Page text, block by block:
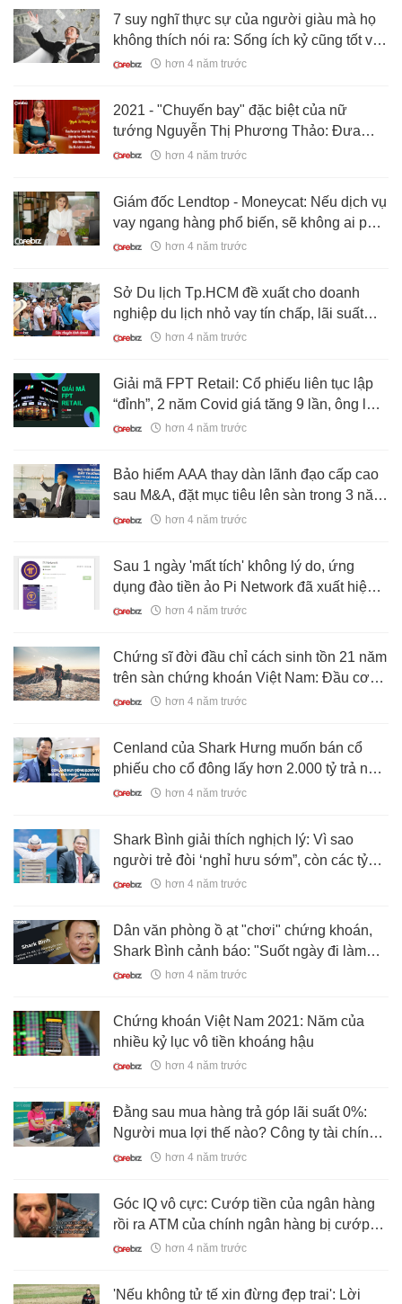
7 suy nghĩ thực sự của người giàu mà họ
không thích nói ra: Sống ích kỷ cũng tốt và
tiền có thể mua mọi thứ!
hơn 4 năm trước
2021 - "Chuyến bay" đặc biệt của nữ
tướng Nguyễn Thị Phương Thảo: Đưa
Vietjet Air "vượt bão" Covid, ký loạt hợp
giới
hơn 4 năm trước
Giám đốc Lendtop - Moneycat: Nếu dịch vụ
vay ngang hàng phổ biến, sẽ không ai phải
đi vay tín dụng đen
hơn 4 năm trước
Sở Du lịch Tp.HCM đề xuất cho doanh
nghiệp du lịch nhỏ vay tín chấp, lãi suất
0%, để cầm cự và hồi phục sau Covid
hơn 4 năm trước
Giải mã FPT Retail: Cổ phiếu liên tục lập
“đỉnh”, 2 năm Covid giá tăng 9 lần, ông lớn
bán lẻ này làm ăn ra sao?
hơn 4 năm trước
Bảo hiểm AAA thay dàn lãnh đạo cấp cao
sau M&A, đặt mục tiêu lên sàn trong 3 năm
tới
hơn 4 năm trước
Sau 1 ngày 'mất tích' không lý do, ứng
dụng đào tiền ảo Pi Network đã xuất hiện
lại trên Google Play
hơn 4 năm trước
Chứng sĩ đời đầu chỉ cách sinh tồn 21 năm
trên sàn chứng khoán Việt Nam: Đầu cơ
như ngồi trên ghế điện, nhà đầu tư cá
hơn 4 năm trước
Cenland của Shark Hưng muốn bán cổ
phiếu cho cổ đông lấy hơn 2.000 tỷ trả nợ
trái phiếu, trả nợ ngân hàng và mua dự án
hơn 4 năm trước
Shark Bình giải thích nghịch lý: Vì sao
người trẻ đòi ‘nghỉ hưu sớm”, còn các tỷ
phú như Phạm Nhật Vượng, Trần Đình
hơn 4 năm trước
Dân văn phòng ồ ạt "chơi" chứng khoán,
Shark Bình cảnh báo: "Suốt ngày đi làm
nhưng thân thể ở trong lao, tinh thần ở
sẽ mất hết!"
hơn 4 năm trước
Chứng khoán Việt Nam 2021: Năm của
nhiều kỷ lục vô tiền khoáng hậu
hơn 4 năm trước
Đằng sau mua hàng trả góp lãi suất 0%:
Người mua lợi thế nào? Công ty tài chính
kiếm tiền kiểu gì?
hơn 4 năm trước
Góc IQ vô cực: Cướp tiền của ngân hàng
rồi ra ATM của chính ngân hàng bị cướp
để gửi tiền vào tài khoản của mình
hơn 4 năm trước
'Nếu không tử tế xin đừng đẹp trai': Lời